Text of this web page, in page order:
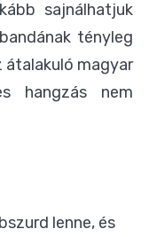
sajnálhatjuk
tényleg
átalakuló magyar
hangzás nem
lenne, és